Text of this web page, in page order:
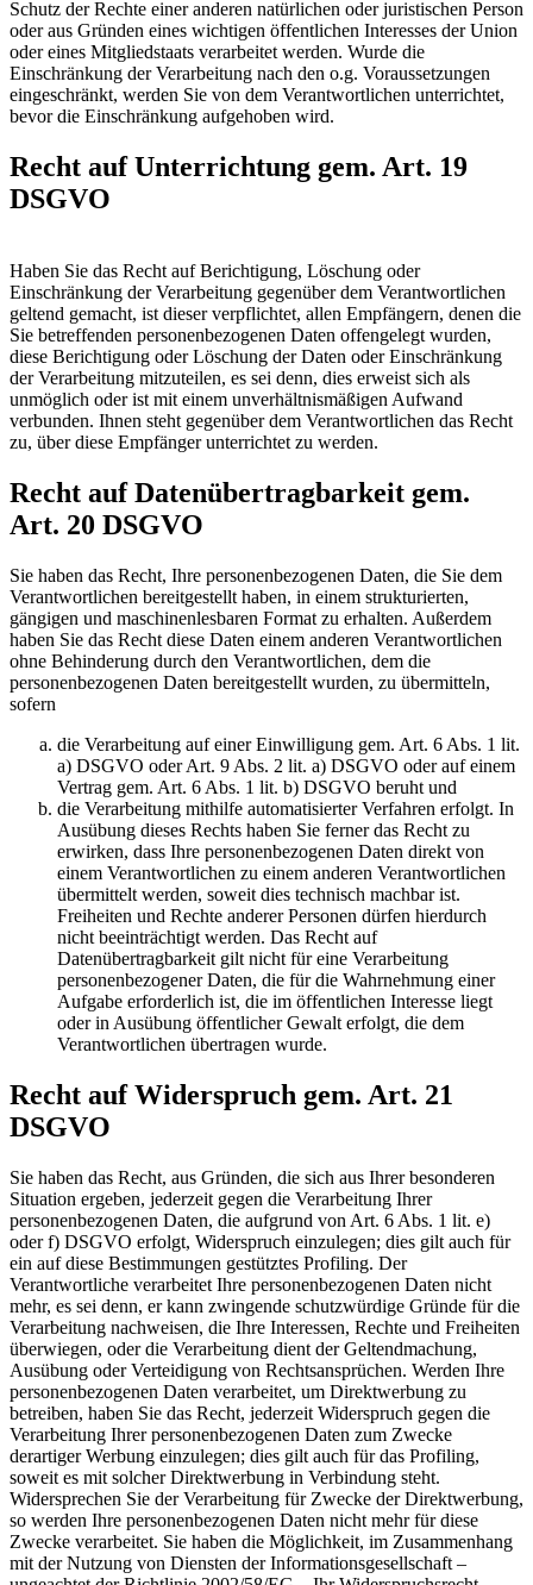
Schutz der Rechte einer anderen natürlichen oder juristischen Person
oder aus Gründen eines wichtigen öffentlichen Interesses der Union
oder eines Mitgliedstaats verarbeitet werden. Wurde die
Einschränkung der Verarbeitung nach den o.g. Voraussetzungen
eingeschränkt, werden Sie von dem Verantwortlichen unterrichtet,
bevor die Einschränkung aufgehoben wird.
Recht auf Unterrichtung gem. Art. 19
DSGVO
Haben Sie das Recht auf Berichtigung, Löschung oder
Einschränkung der Verarbeitung gegenüber dem Verantwortlichen
geltend gemacht, ist dieser verpflichtet, allen Empfängern, denen die
Sie betreffenden personenbezogenen Daten offengelegt wurden,
diese Berichtigung oder Löschung der Daten oder Einschränkung
der Verarbeitung mitzuteilen, es sei denn, dies erweist sich als
unmöglich oder ist mit einem unverhältnismäßigen Aufwand
verbunden. Ihnen steht gegenüber dem Verantwortlichen das Recht
zu, über diese Empfänger unterrichtet zu werden.
Recht auf Datenübertragbarkeit gem.
Art. 20 DSGVO
Sie haben das Recht, Ihre personenbezogenen Daten, die Sie dem
Verantwortlichen bereitgestellt haben, in einem strukturierten,
gängigen und maschinenlesbaren Format zu erhalten. Außerdem
haben Sie das Recht diese Daten einem anderen Verantwortlichen
ohne Behinderung durch den Verantwortlichen, dem die
personenbezogenen Daten bereitgestellt wurden, zu übermitteln,
sofern
die Verarbeitung auf einer Einwilligung gem. Art. 6 Abs. 1 lit.
a) DSGVO oder Art. 9 Abs. 2 lit. a) DSGVO oder auf einem
Vertrag gem. Art. 6 Abs. 1 lit. b) DSGVO beruht und
die Verarbeitung mithilfe automatisierter Verfahren erfolgt. In
Ausübung dieses Rechts haben Sie ferner das Recht zu
erwirken, dass Ihre personenbezogenen Daten direkt von
einem Verantwortlichen zu einem anderen Verantwortlichen
übermittelt werden, soweit dies technisch machbar ist.
Freiheiten und Rechte anderer Personen dürfen hierdurch
nicht beeinträchtigt werden. Das Recht auf
Datenübertragbarkeit gilt nicht für eine Verarbeitung
personenbezogener Daten, die für die Wahrnehmung einer
Aufgabe erforderlich ist, die im öffentlichen Interesse liegt
oder in Ausübung öffentlicher Gewalt erfolgt, die dem
Verantwortlichen übertragen wurde.
Recht auf Widerspruch gem. Art. 21
DSGVO
Sie haben das Recht, aus Gründen, die sich aus Ihrer besonderen
Situation ergeben, jederzeit gegen die Verarbeitung Ihrer
personenbezogenen Daten, die aufgrund von Art. 6 Abs. 1 lit. e)
oder f) DSGVO erfolgt, Widerspruch einzulegen; dies gilt auch für
ein auf diese Bestimmungen gestütztes Profiling. Der
Verantwortliche verarbeitet Ihre personenbezogenen Daten nicht
mehr, es sei denn, er kann zwingende schutzwürdige Gründe für die
Verarbeitung nachweisen, die Ihre Interessen, Rechte und Freiheiten
überwiegen, oder die Verarbeitung dient der Geltendmachung,
Ausübung oder Verteidigung von Rechtsansprüchen. Werden Ihre
personenbezogenen Daten verarbeitet, um Direktwerbung zu
betreiben, haben Sie das Recht, jederzeit Widerspruch gegen die
Verarbeitung Ihrer personenbezogenen Daten zum Zwecke
derartiger Werbung einzulegen; dies gilt auch für das Profiling,
soweit es mit solcher Direktwerbung in Verbindung steht.
Widersprechen Sie der Verarbeitung für Zwecke der Direktwerbung,
so werden Ihre personenbezogenen Daten nicht mehr für diese
Zwecke verarbeitet. Sie haben die Möglichkeit, im Zusammenhang
mit der Nutzung von Diensten der Informationsgesellschaft –